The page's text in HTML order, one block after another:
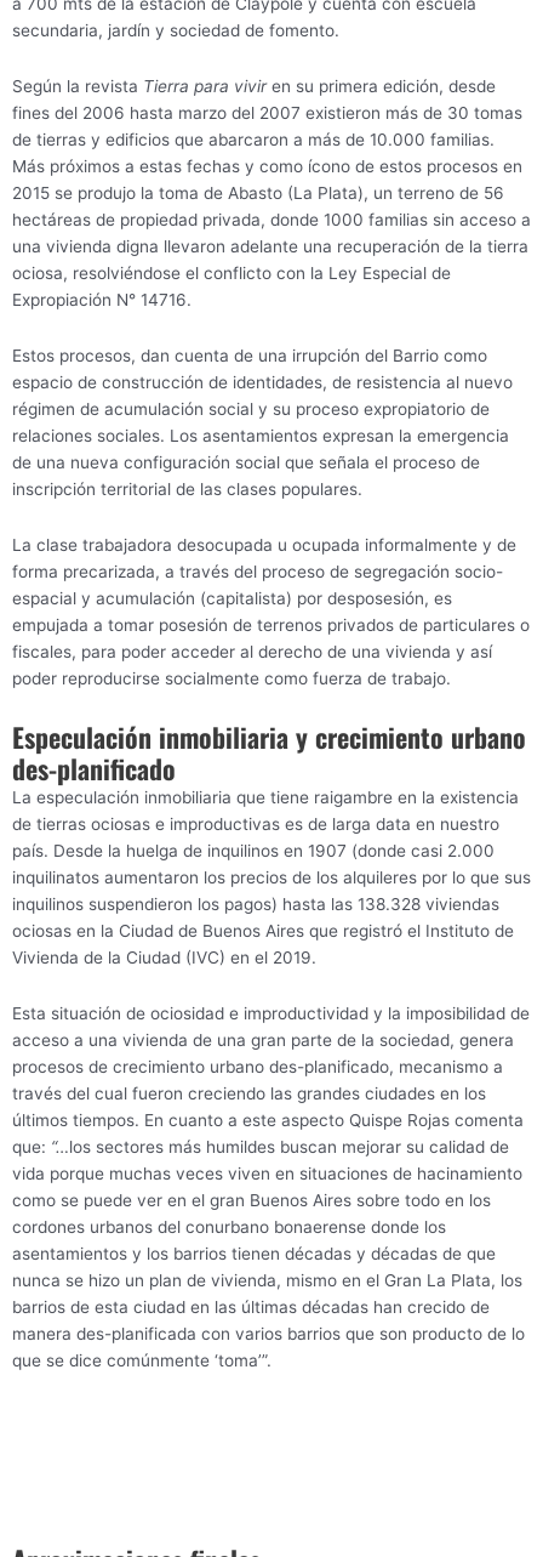
a 700 mts de la estación de Claypole y cuenta con escuela
secundaria, jardín y sociedad de fomento.
Según la revista Tierra para viviren su primera edición, desde
fines del 2006 hasta marzo del 2007 existieron más de 30 tomas
de tierras y edificios que abarcaron a más de 10.000 familias.
Más próximos a estas fechas y como ícono de estos procesos en
2015 se produjo la toma de Abasto (La Plata), un terreno de 56
hectáreas de propiedad privada, donde 1000 familias sin acceso a
una vivienda digna llevaron adelante una recuperación de la tierra
ociosa, resolviéndose el conflicto con la Ley Especial de
Expropiación N° 14716.
Estos procesos, dan cuenta de una irrupción del Barrio como
espacio de construcción de identidades, de resistencia al nuevo
régimen de acumulación social y su proceso expropiatorio de
relaciones sociales. Los asentamientos expresan la emergencia
de una nueva configuración social que señala el proceso de
inscripción territorial de las clases populares.
La clase trabajadora desocupada u ocupada informalmente y de
forma precarizada, a través del proceso de segregación socio-
espacial y acumulación (capitalista) por desposesión, es
empujada a tomar posesión de terrenos privados de particulares o
fiscales, para poder acceder al derecho de una vivienda y así
poder reproducirse socialmente como fuerza de trabajo.
Especulación inmobiliaria y crecimiento urbano
des-planificado
La especulación inmobiliaria que tiene raigambre en la existencia
de tierras ociosas e improductivas es de larga data en nuestro
país. Desde la huelga de inquilinos en 1907 (donde casi 2.000
inquilinatos aumentaron los precios de los alquileres por lo que sus
inquilinos suspendieron los pagos) hasta las 138.328 viviendas
ociosas en la Ciudad de Buenos Aires que registró el Instituto de
Vivienda de la Ciudad (IVC) en el 2019.
Esta situación de ociosidad e improductividad y la imposibilidad de
acceso a una vivienda de una gran parte de la sociedad, genera
procesos de crecimiento urbano des-planificado, mecanismo a
través del cual fueron creciendo las grandes ciudades en los
últimos tiempos. En cuanto a este aspecto Quispe Rojas comenta
que: “…los sectores más humildes buscan mejorar su calidad de
vida porque muchas veces viven en situaciones de hacinamiento
como se puede ver en el gran Buenos Aires sobre todo en los
cordones urbanos del conurbano bonaerense donde los
asentamientos y los barrios tienen décadas y décadas de que
nunca se hizo un plan de vivienda, mismo en el Gran La Plata, los
barrios de esta ciudad en las últimas décadas han crecido de
manera des-planificada con varios barrios que son producto de lo
que se dice comúnmente ‘toma’”.